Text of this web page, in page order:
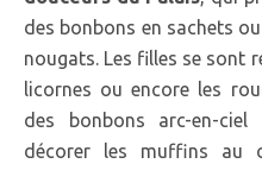
des bonbons en sachets
nougats. Les filles se sont
licornes ou encore les
des bonbons arc-en-
décorer les muffins au